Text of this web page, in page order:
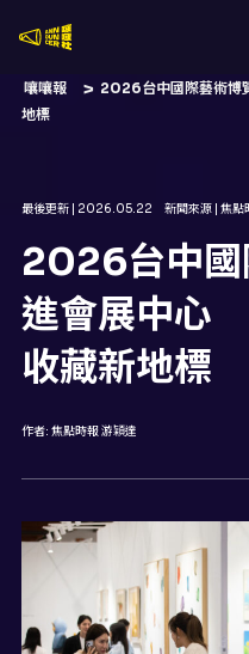
嚷嚷報
2026台中國際藝術博
地標
最後更新 | 2026.05.22 新聞來源 | 焦點
2026台中國
進會展中心
收藏新地標
作者: 焦點時報 游穎達